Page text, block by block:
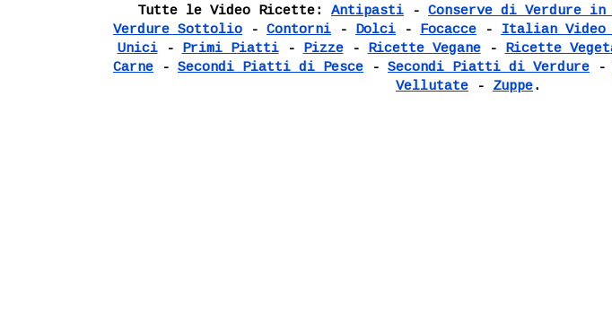
Tutte le Video Ricette: Antipasti - Conserve di Verdure in
Verdure Sottolio - Contorni - Dolci - Focacce - Italian Video
Unici- Primi Piatti- Pizze- Ricette Vegane- Ricette
Carne - Secondi Piatti di Pesce - Secondi Piatti di Verdure -
Vellutate - Zuppe.